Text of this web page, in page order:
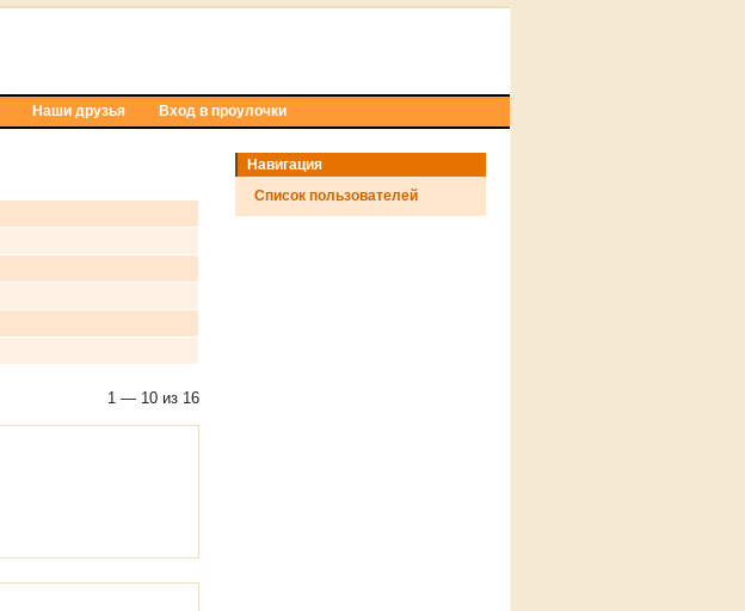
Наши друзья Вход в проулочки
1 — 10 из 16
Навигация
Список пользователей